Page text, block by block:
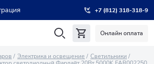
+7 (812) 318-318-9
Онлайн оплата
Электрика и освещение
Светильники